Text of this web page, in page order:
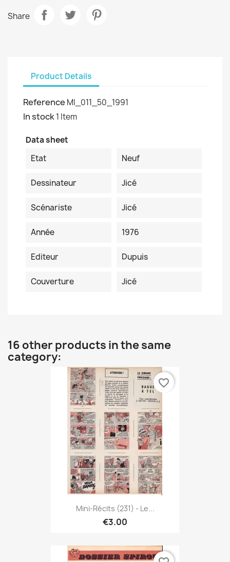
Share
Product Details
Reference MI_011_50_1991
In stock1 Item
Data sheet
Etat
Neuf
Dessinateur Jicé
Scénariste Jicé
Année 1976
Editeur Dupuis
Couverture Jicé
16 other products in the same
category:
Mini-Récits (231) - Le...
€3.00
favorite_border